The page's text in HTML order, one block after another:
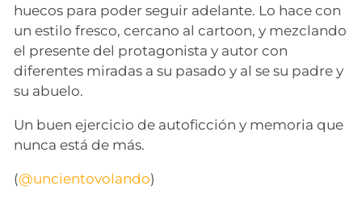
huecos para poder seguir adelante. Lo hace con
un estilo fresco, cercano al cartoon, y mezclando
el presente del protagonista y autor con
diferentes miradas a su pasado y al se su padre y
su abuelo.
Un buen ejercicio de autoficción y memoria que
nunca está de más.
(@uncientovolando)